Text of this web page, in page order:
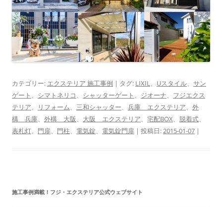
カテゴリー: エクステリア 施工事例 | タグ: LIXIL、 Uスタイル、 サン
ゲート 、 シマトネリコ、 シャッターゲート 、 ジオーナ、 フジエクス
テリア、 リフォーム、 三和シャッター、 兵庫 エクステリア、 外
構 兵庫、 外構 大阪、 大阪 エクステリア、 宅配BOX、 脱着式、
表札灯、 門扉、 門柱、 電気錠、 電気錠門扉 | 投稿日:2015-01-07 |
施工事例満載！フジ・エクステリア公式ウェブサイト